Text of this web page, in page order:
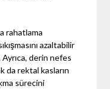
rahatlama
azaltabilir
derin nefes
da rektal kasların
sürecini